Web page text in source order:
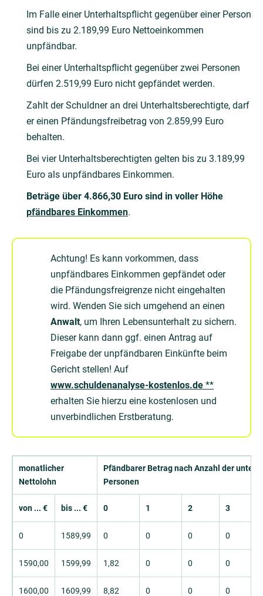
Im Falle einer Unterhaltspflicht gegenüber einer Person
sind bis zu 2.189,99 Euro Nettoeinkommen
unpfändbar.
Bei einer Unterhaltspflicht gegenüber zwei Personen
dürfen 2.519,99 Euro nicht gepfändet werden.
Zahlt der Schuldner an drei Unterhaltsberechtigte, darf
er einen Pfändungsfreibetrag von 2.859,99 Euro
behalten.
Bei vier Unterhaltsberechtigten gelten bis zu 3.189,99
Euro als unpfändbares Einkommen.
Beträge über 4.866,30 Euro sind in voller Höhe
pfändbares Einkommen.
Achtung! Es kann vorkommen, dass
unpfändbares Einkommen gepfändet oder
die Pfändungsfreigrenze nicht eingehalten
wird. Wenden Sie sich umgehend an einen
Anwalt, um Ihren Lebensunterhalt zu sichern.
Dieser kann dann ggf. einen Antrag auf
Freigabe der unpfändbaren Einkünfte beim
Gericht stellen! Auf
www.schuldenanalyse-kostenlos.de **
erhalten Sie hierzu eine kostenlosen und
unverbindlichen Erstberatung.
monatlicher
Nettolohn
Pfänd­barer Be­trag nach An­zahl der
Per­so­nen
von ... € bis ... € 0 1 2 3
0 1589,99 0 0 0 0
1590,00 1599,99 1,82 0 0 0
1600,00 1609,99 8,82 0 0 0